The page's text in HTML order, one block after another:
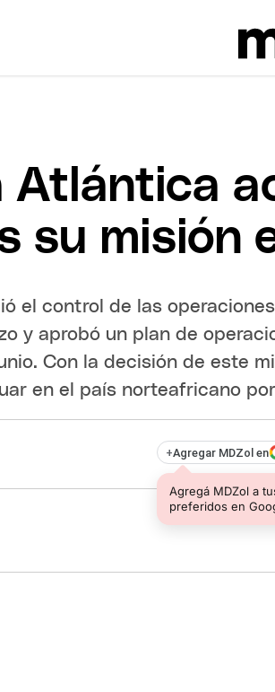
Atlántica
su misión
el control de las
y aprobó un plan de
Con la decisión de este
en el país norteafricano
+Agregar MDZol en
Agregá MDZol a
preferidos en